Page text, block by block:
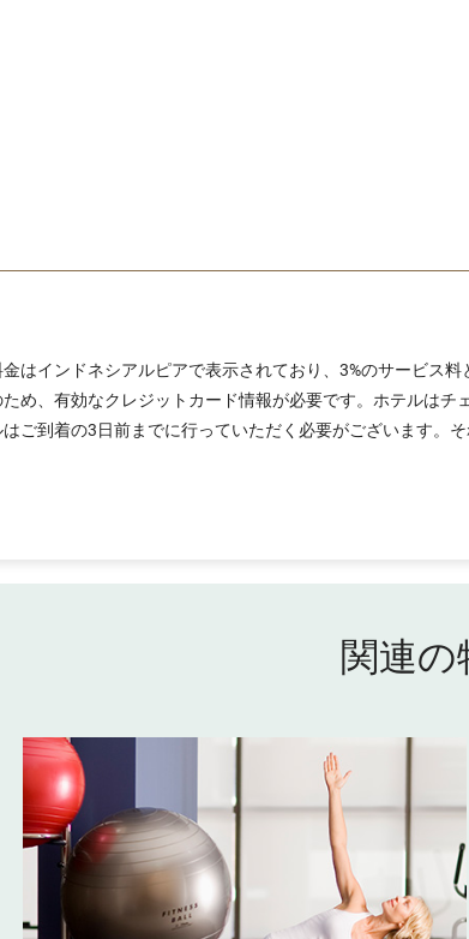
はインドネシアルピアで表示されており、3%のサービス料
め、有効なクレジットカード情報が必要です。ホテルはチ
ご到着の3日前までに行っていただく必要がございます。
関連の